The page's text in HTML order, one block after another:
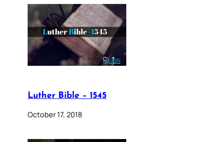
Luther Bible – 1545
October 17, 2018